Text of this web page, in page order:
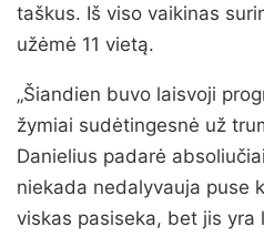
taškus. Iš viso vaikinas
užėmė 11 vietą.
„Šiandien buvo laisvoji
žymiai sudėtingesnė už
Danielius padarė
niekada nedalyvauja puse
viskas pasiseka, bet jis